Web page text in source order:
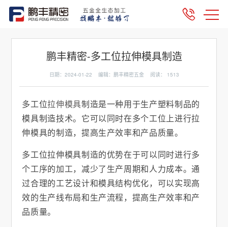
鹏丰精密-多工位拉伸模具制造
日期：2024-01-22 编辑：鹏丰精密五金 阅读： 1513
多工位拉伸模具制造是一种用于生产塑料制品的
模具制造技术。它可以同时在多个工位上进行拉
伸模具的制造，提高生产效率和产品质量。
多工位拉伸模具制造的优势在于可以同时进行多
个工序的加工，减少了生产周期和人力成本。通
过合理的工艺设计和模具结构优化，可以实现高
效的生产线布局和生产流程，提高生产效率和产
品质量。